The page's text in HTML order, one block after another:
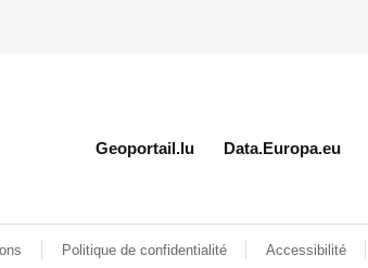
Geoportail.lu Data.Europa.eu
Politique de confidentialité Accessibilité